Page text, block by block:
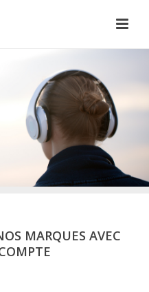
MARQUES AVEC